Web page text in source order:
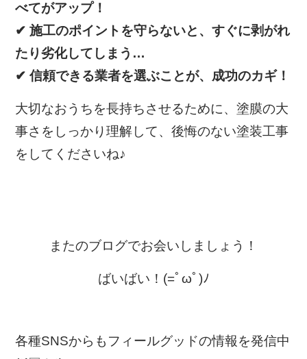
べてがアップ！
✔ 施工のポイントを守らないと、すぐに剥がれ
たり劣化してしまう…
✔ 信頼できる業者を選ぶことが、成功のカギ！
大切なおうちを長持ちさせるために、塗膜の大
事さをしっかり理解して、後悔のない塗装工事
をしてくださいね♪
またのブログでお会いしましょう！
ばいばい！(=ﾟωﾟ)ﾉ
各種SNSからもフィールグッドの情報を発信中